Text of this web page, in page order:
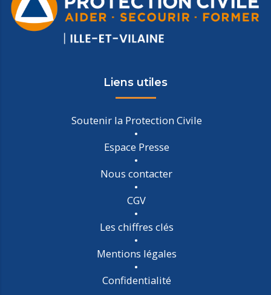
Liens utiles
Soutenir la Protection Civile
Espace Presse
Nous contacter
CGV
Les chiffres clés
Mentions légales
Confidentialité